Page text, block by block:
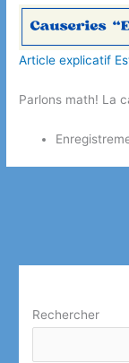
Article explicatif
Parlons math! La
Rechercher